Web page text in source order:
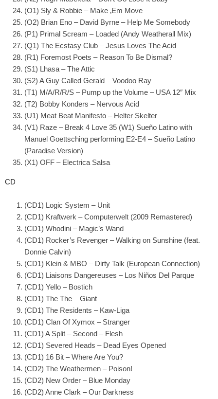
(O1) Sly & Robbie – Make ‚Em Move
(O2) Brian Eno – David Byrne – Help Me Somebody
(P1) Primal Scream – Loaded (Andy Weatherall Mix)
(Q1) The Ecstasy Club – Jesus Loves The Acid
(R1) Foremost Poets – Reason To Be Dismal?
(S1) Lhasa – The Attic
(S2) A Guy Called Gerald – Voodoo Ray
(T1) M/A/R/R/S – Pump up the Volume – USA 12″ Mix
(T2) Bobby Konders – Nervous Acid
(U1) Meat Beat Manifesto – Helter Skelter
(V1) Raze – Break 4 Love 35 (W1) Sueño Latino with
Manuel Goettsching performing E2-E4 – Sueño Latino
(Paradise Version)
(X1) OFF – Electrica Salsa
CD
(CD1) Logic System – Unit
(CD1) Kraftwerk – Computerwelt (2009 Remastered)
(CD1) Whodini – Magic’s Wand
(CD1) Rocker’s Revenger – Walking on Sunshine (feat.
Donnie Calvin)
(CD1) Klein & MBO – Dirty Talk (European Connection)
(CD1) Liaisons Dangereuses – Los Niños Del Parque
(CD1) Yello – Bostich
(CD1) The The – Giant
(CD1) The Residents – Kaw-Liga
(CD1) Clan Of Xymox – Stranger
(CD1) A Split – Second – Flesh
(CD1) Severed Heads – Dead Eyes Opened
(CD1) 16 Bit – Where Are You?
(CD2) The Weathermen – Poison!
(CD2) New Order – Blue Monday
(CD2) Anne Clark – Our Darkness